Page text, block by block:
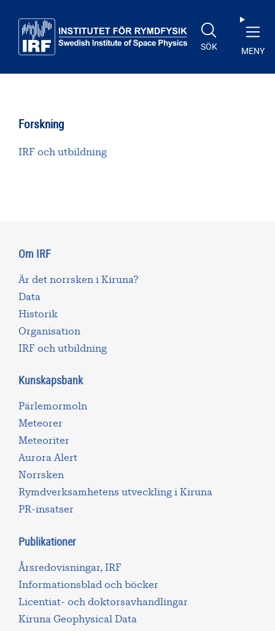
SÖK MENY
Forskning
IRF och utbildning
Om IRF
Är det norrsken i Kiruna?
Data
Historik
Organisation
IRF och utbildning
Kunskapsbank
Pärlemormoln
Meteorer
Meteoriter
Aurora Alert
Norrsken
Rymdverksamhetens utveckling i Kiruna
PR-insatser
Publikationer
Årsredovisningar, IRF
Informationsblad och böcker
Licentiat- och doktorsavhandlingar
Kiruna Geophysical Data